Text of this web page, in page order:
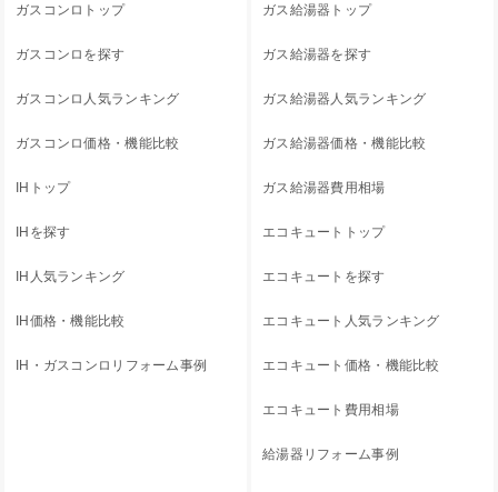
ガスコンロトップ
ガスコンロを探す
ガスコンロ人気ランキング
ガスコンロ価格・機能比較
IHトップ
IHを探す
IH人気ランキング
IH価格・機能比較
IH・ガスコンロリフォーム事例
ガス給湯器トップ
ガス給湯器を探す
ガス給湯器人気ランキング
ガス給湯器価格・機能比較
ガス給湯器費用相場
エコキュートトップ
エコキュートを探す
エコキュート人気ランキング
エコキュート価格・機能比較
エコキュート費用相場
給湯器リフォーム事例